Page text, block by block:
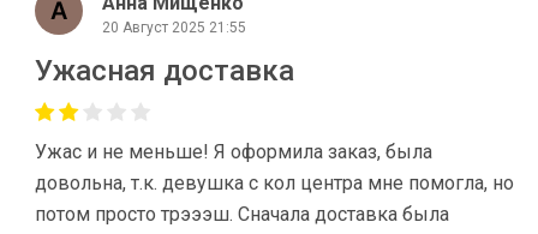
20 Август 2025 21:55
Ужасная доставка
Ужас и не меньше! Я оформила заказ, была
довольна, т.к. девушка с кол центра мне помогла, но
потом просто трэээш. Сначала доставка была